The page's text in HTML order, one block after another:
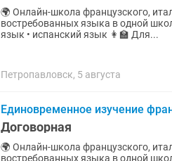
🌍 Онлайн-школа французского,
востребованных языка в одной школе 🇫🇷🇮🇹🇪🇸 ✨ У нас: •
язык • испанский язык 👩🏫 Для...
Петропавловск, 5 августа
Единовременное изучение
Договорная
🌍 Онлайн-школа французского,
востребованных языка в одной школе 🇫🇷🇮🇹🇪🇸 ✨ У нас: •